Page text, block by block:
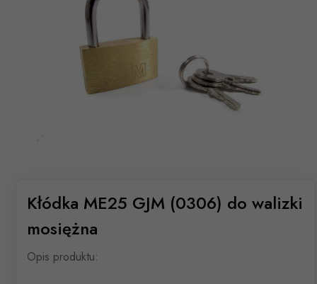
Kłódka ME25 GJM (0306) do walizki
mosiężna
Opis produktu: